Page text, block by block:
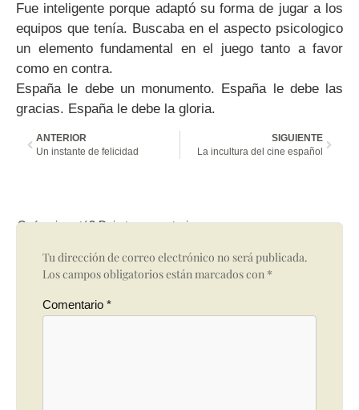
Fue inteligente porque adaptó su forma de jugar a los
equipos que tenía. Buscaba en el aspecto psicologico
un elemento fundamental en el juego tanto a favor
como en contra.
España le debe un monumento. España le debe las
gracias. España le debe la gloria.
ANTERIOR
Un instante de felicidad
SIGUIENTE
La incultura del cine español
Qué opinas tú? Deja tu comentario
Tu dirección de correo electrónico no será publicada.
Los campos obligatorios están marcados con *
Comentario *